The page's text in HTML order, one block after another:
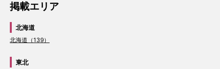
掲載エリア
北海道
北海道（139）
東北